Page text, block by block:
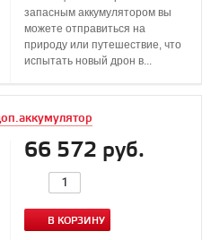
запасным аккумулятором вы
можете отправиться на
природу или путешествие, что
испытать новый дрон в...
66 572 руб.
В КОРЗИНУ